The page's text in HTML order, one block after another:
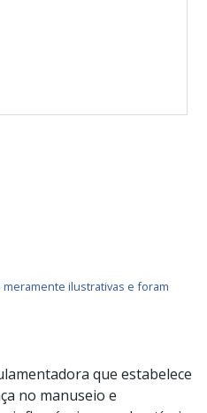
ilustrativas e foram
que estabelece
no manuseio e